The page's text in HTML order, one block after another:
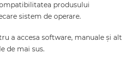
produsului
sistem de operare.
a accesa software, manuale şi alt
de mai sus.